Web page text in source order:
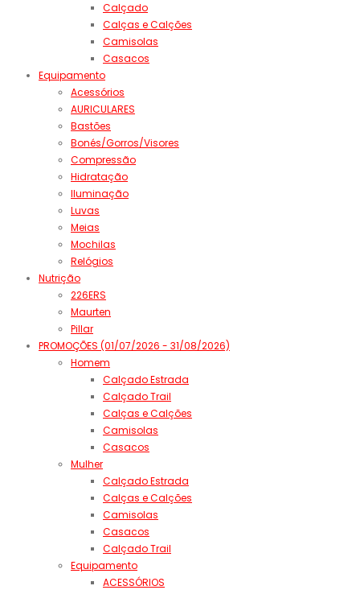
Calçado
Calças e Calções
Camisolas
Casacos
Equipamento
Acessórios
AURICULARES
Bastões
Bonés/Gorros/Visores
Compressão
Hidratação
Iluminação
Luvas
Meias
Mochilas
Relógios
Nutrição
226ERS
Maurten
Pillar
PROMOÇÕES (01/07/2026 - 31/08/2026)
Homem
Calçado Estrada
Calçado Trail
Calças e Calções
Camisolas
Casacos
Mulher
Calçado Estrada
Calças e Calções
Camisolas
Casacos
Calçado Trail
Equipamento
ACESSÓRIOS